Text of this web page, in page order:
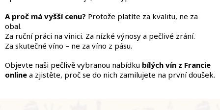
s
u
A proč má vyšší cenu? Protože platíte za kvalitu, ne za
obal.
Za ruční práci na vinici. Za nízké výnosy a pečlivé zrání.
Za skutečné víno – ne za víno z pásu.
Objevte naši pečlivě vybranou nabídku bílých vín z Francie
online a zjistěte, proč se do nich zamilujete na první doušek.